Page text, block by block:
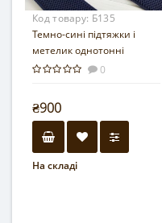
Код товару: Б135
Темно-сині підтяжки і
метелик однотонні
0
₴900
На складі